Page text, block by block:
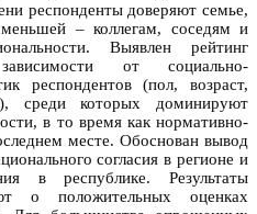
респонденты доверяют семье,
– коллегам, соседям и
Выявлен рейтинг
от социально-
респондентов (пол, возраст,
среди которых доминируют
в то время как нормативно-
месте. Обоснован вывод
согласия в регионе и
в республике. Результаты
о положительных оценках